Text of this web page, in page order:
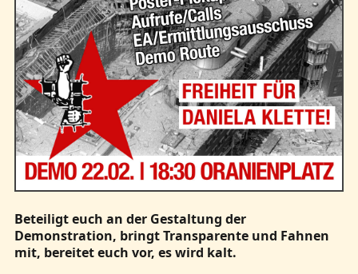
Beteiligt euch an der Gestaltung der
Demonstration, bringt Transparente und Fahnen
mit, bereitet euch vor, es wird kalt.